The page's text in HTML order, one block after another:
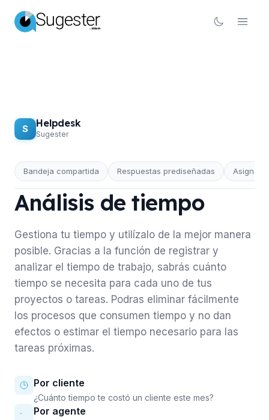
S Helpdesk
Sugester
Bandeja compartida Respuestas prediseñadas
HELPDESK
Análisis de tiempo
Gestiona tu tiempo y utilízalo de la mejor manera
posible. Gracias a la función de registrar y
analizar el tiempo de trabajo, sabrás cuánto
tiempo se necesita para cada uno de tus
proyectos o tareas. Podras eliminar fácilmente
los procesos que consumen tiempo y no dan
efectos o estimar el tiempo necesario para las
tareas próximas.
Por cliente
¿Cuánto tiempo te costó un cliente este mes?
Por agente